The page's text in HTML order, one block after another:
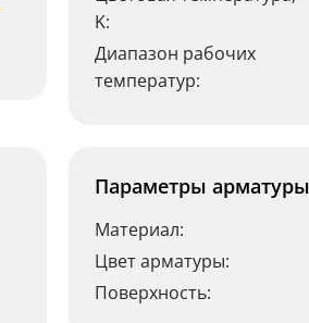
K:
Диапазон рабочих
температур:
Параметры арматуры
Материал:
Цвет арматуры:
Поверхность: